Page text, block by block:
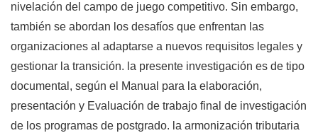
nivelación del campo de juego competitivo. Sin embargo,
también se abordan los desafíos que enfrentan las
organizaciones al adaptarse a nuevos requisitos legales y
gestionar la transición. la presente investigación es de tipo
documental, según el Manual para la elaboración,
presentación y Evaluación de trabajo final de investigación
de los programas de postgrado. la armonización tributaria